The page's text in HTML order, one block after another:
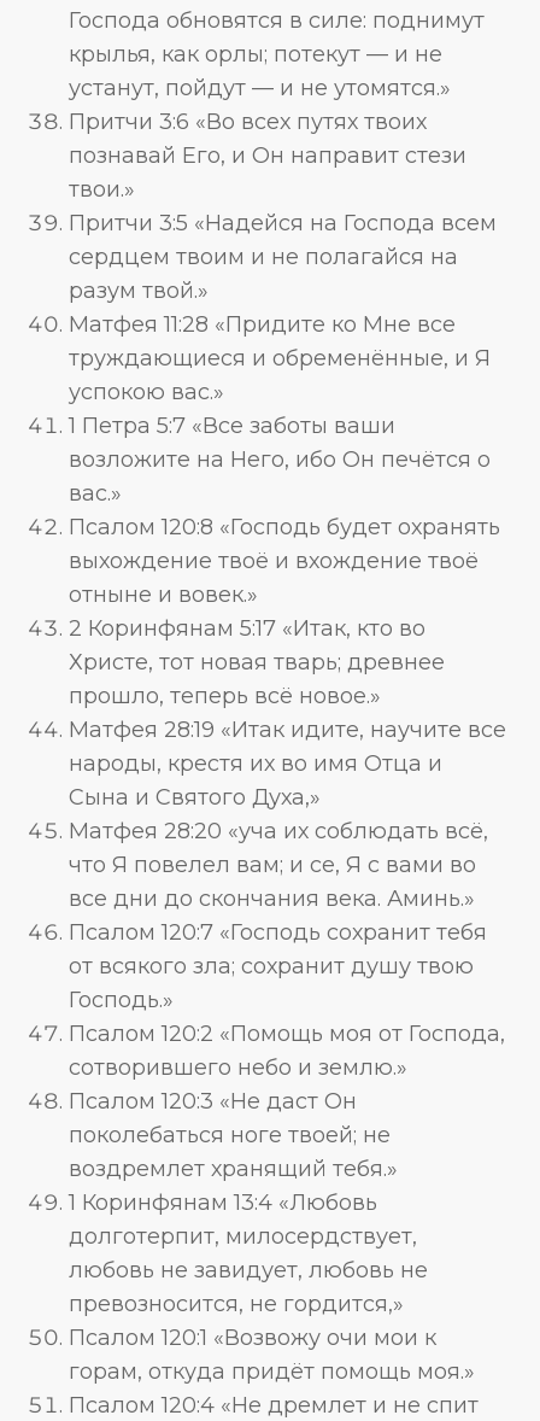
Господа обновятся в силе: поднимут
крылья, как орлы; потекут — и не
устанут, пойдут — и не утомятся.»
Притчи 3:6 «Во всех путях твоих
познавай Его, и Он направит стези
твои.»
Притчи 3:5 «Надейся на Господа всем
сердцем твоим и не полагайся на
разум твой.»
Матфея 11:28 «Придите ко Мне все
труждающиеся и обременённые, и Я
успокою вас.»
1 Петра 5:7 «Все заботы ваши
возложите на Него, ибо Он печётся о
вас.»
Псалом 120:8 «Господь будет охранять
выхождение твоё и вхождение твоё
отныне и вовек.»
2 Коринфянам 5:17 «Итак, кто во
Христе, тот новая тварь; древнее
прошло, теперь всё новое.»
Матфея 28:19 «Итак идите, научите все
народы, крестя их во имя Отца и
Сына и Святого Духа,»
Матфея 28:20 «уча их соблюдать всё,
что Я повелел вам; и се, Я с вами во
все дни до скончания века. Аминь.»
Псалом 120:7 «Господь сохранит тебя
от всякого зла; сохранит душу твою
Господь.»
Псалом 120:2 «Помощь моя от Господа,
сотворившего небо и землю.»
Псалом 120:3 «Не даст Он
поколебаться ноге твоей; не
воздремлет хранящий тебя.»
1 Коринфянам 13:4 «Любовь
долготерпит, милосердствует,
любовь не завидует, любовь не
превозносится, не гордится,»
Псалом 120:1 «Возвожу очи мои к
горам, откуда придёт помощь моя.»
Псалом 120:4 «Не дремлет и не спит